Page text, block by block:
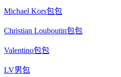
Michael Kors包包
Christian Louboutin包包
Valentino包包
LV男包